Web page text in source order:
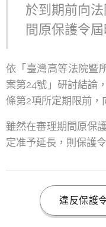
於到期前向
間原保護令
依「臺灣高等法院暨
案第24號」研討結論
條第2項所定期限前，
雖然在審理期間原保
定准予延長，則保護
違反保護